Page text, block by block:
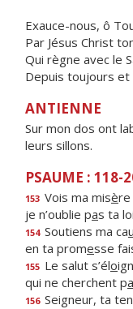
Exauce-nous, ô
Par Jésus Christ
Qui règne avec le
Depuis toujours et
ANTIENNE
Sur mon dos ont
leurs sillons.
PSAUME : 118-
153 Vois ma misère
je n’oublie pas ta
154 Soutiens ma cau
en ta promesse
155 Le salut s’élo
qui ne cherchent pa
156 Seigneur, ta